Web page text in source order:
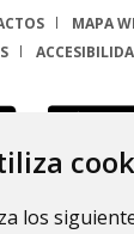
los
MAPA